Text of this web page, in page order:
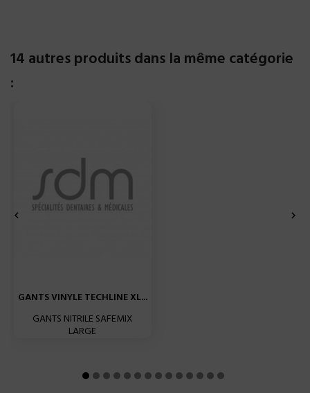
14 autres produits dans la même catégorie
:
GANTS VINYLE TECHLINE XL...
GANTS NITRILE SAFEMIX
LARGE
 